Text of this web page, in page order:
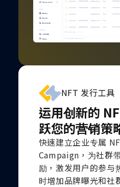
NFT 发行工具
运用创新的
跃您的营销策
快速建立企业专属
Campaign，为社群
励，激发用户的参与
时增加品牌曝光和社